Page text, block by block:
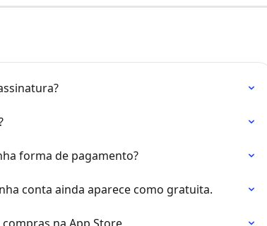
forma de pagamento?
conta ainda aparece como gratuita.